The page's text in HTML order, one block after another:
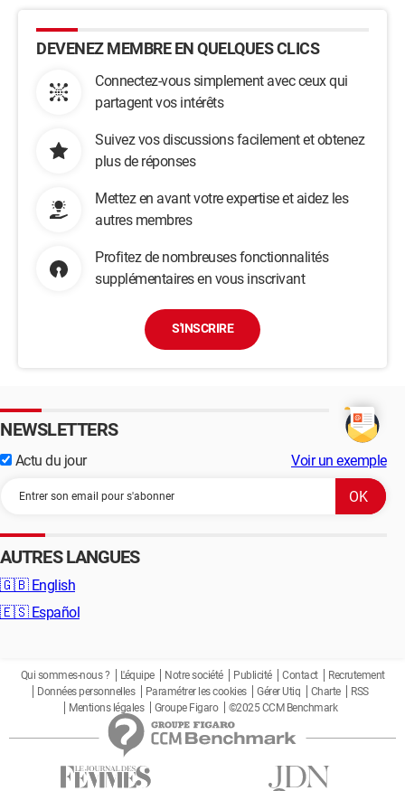
DEVENEZ MEMBRE EN QUELQUES CLICS
Connectez-vous simplement avec ceux qui
partagent vos intérêts
Suivez vos discussions facilement et obtenez
plus de réponses
Mettez en avant votre expertise et aidez les
autres membres
Profitez de nombreuses fonctionnalités
supplémentaires en vous inscrivant
S'INSCRIRE
NEWSLETTERS
Actu du jour Voir un exemple
AUTRES LANGUES
🇬🇧 English
🇪🇸 Español
Qui sommes-nous ? L'équipe Notre société Publicité Contact
Recrutement
Données personnelles
Paramétrer les cookies Gérer Utiq Charte
RSS
Mentions légales
Groupe Figaro ©2025 CCM Benchmark